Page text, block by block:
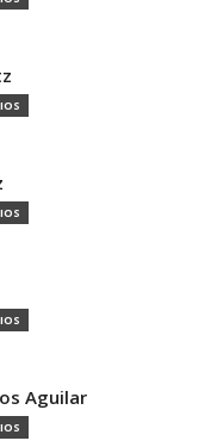
Aguilar